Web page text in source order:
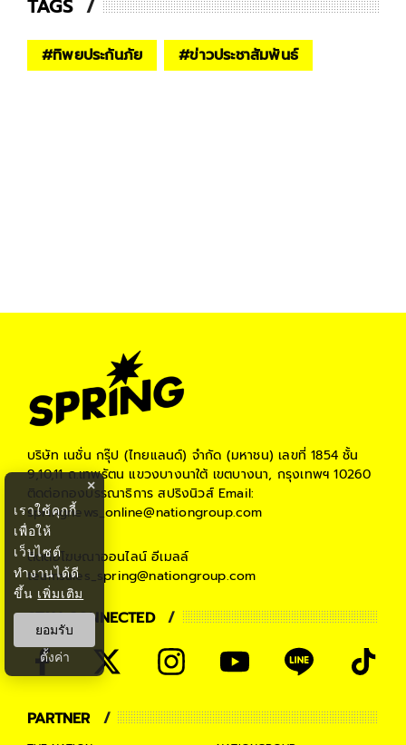
TAGS
#ทิพยประกันภัย #ข่าวประชาสัมพันธ์
บริษัท เนชั่น กรุ๊ป (ไทยแลนด์) จำกัด (มหาชน) เลขที่ 1854 ชั้น
9,10,11 ถ.เทพรัตน แขวงบางนาใต้ เขตบางนา, กรุงเทพฯ 10260
ติดต่อกองบรรณาธิการ สปริงนิวส์Email:
springnews_online@nationgroup.com
ติดต่อโฆษณาออนไลน์ อีเมลล์
teamsales_spring@nationgroup.com
STAY CONNECTED
PARTNER
×
เราใช้คุกกี้
เพื่อให้
เว็บไซต์
ทำงานได้ดี
ขึ้น เพิ่มเติม
ยอมรับ
ตั้งค่า